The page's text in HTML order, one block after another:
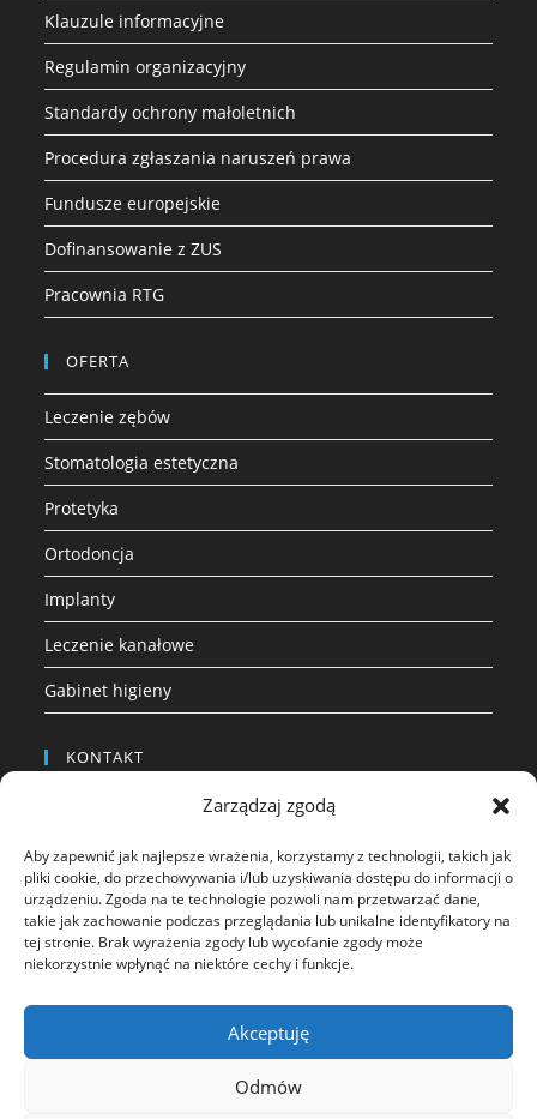
Zarządzaj zgodą
Aby zapewnić jak najlepsze wrażenia, korzystamy z technologii, takich jak
pliki cookie, do przechowywania i/lub uzyskiwania dostępu do informacji o
urządzeniu. Zgoda na te technologie pozwoli nam przetwarzać dane,
takie jak zachowanie podczas przeglądania lub unikalne identyfikatory na
tej stronie. Brak wyrażenia zgody lub wycofanie zgody może
niekorzystnie wpłynąć na niektóre cechy i funkcje.
Akceptuję
Odmów
Klauzule informacyjne
Regulamin organizacyjny
Standardy ochrony małoletnich
Procedura zgłaszania naruszeń prawa
Fundusze europejskie
Dofinansowanie z ZUS
Pracownia RTG
OFERTA
Leczenie zębów
Stomatologia estetyczna
Protetyka
Ortodoncja
Implanty
Leczenie kanałowe
Gabinet higieny
KONTAKT
pro.orto.dent sp. z o.o.
Adres:
30-512 Kraków, pl. Serkowskiego 10
Telefon:
(12) 656 70 55
Email:
recepcja@pro-orto-dent.pl